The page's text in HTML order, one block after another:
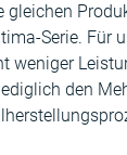
gleichen
Serie. Für
weniger
den